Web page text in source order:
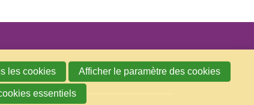
les cookies Afficher le paramètre des cookies
essentiels